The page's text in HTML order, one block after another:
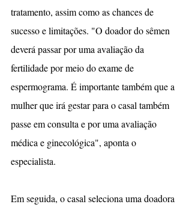
tratamento, assim como as chances de
sucesso e limitações. "O doador do sêmen
deverá passar por uma avaliação da
fertilidade por meio do exame de
espermograma. É importante também que a
mulher que irá gestar para o casal também
passe em consulta e por uma avaliação
médica e ginecológica", aponta o
especialista.
Em seguida, o casal seleciona uma doadora